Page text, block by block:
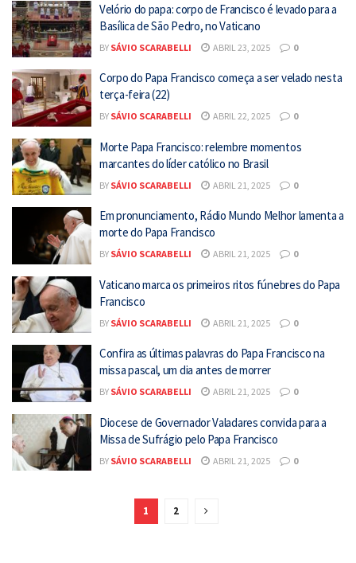
Velório do papa: corpo de Francisco é levado para a
Basílica de São Pedro, no Vaticano
BY SÁVIO SCARABELLI ABRIL 23, 2025 0
Corpo do Papa Francisco começa a ser velado nesta
terça-feira (22)
BY SÁVIO SCARABELLI ABRIL 22, 2025 0
Morte Papa Francisco: relembre momentos
marcantes do líder católico no Brasil
BY SÁVIO SCARABELLI ABRIL 21, 2025 0
Em pronunciamento, Rádio Mundo Melhor lamenta a
morte do Papa Francisco
BY SÁVIO SCARABELLI ABRIL 21, 2025 0
Vaticano marca os primeiros ritos fúnebres do Papa
Francisco
BY SÁVIO SCARABELLI ABRIL 21, 2025 0
Confira as últimas palavras do Papa Francisco na
missa pascal, um dia antes de morrer
BY SÁVIO SCARABELLI ABRIL 21, 2025 0
Diocese de Governador Valadares convida para a
Missa de Sufrágio pelo Papa Francisco
BY SÁVIO SCARABELLI ABRIL 21, 2025 0
1 2